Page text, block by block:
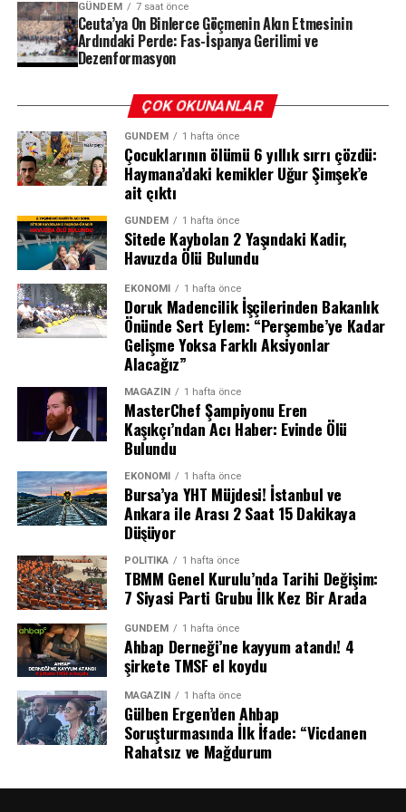
24 Saatte 60 Bin Göçmen: Ceuta’da
Yaşananlar
Temmuz 2026’nın son haftasında, Fas’ın kuzey
kıyılarından İspanya’nın Afrika’daki özerk bölgesi
Ceuta’ya yönelik benzeri görülmemiş bir göçmen akını
yaşandı. 24 saat içinde yaklaşık 60 bin kişi ya denizi
yüzerek ya da kara sınırındaki çitleri aşarak Ceuta
topraklarına girmeye çalıştı.
Göçmenlerin büyük kısmı, Fas’ın Fnideq kasabasından
başlayarak yaklaşık 5 kilometrelik mesafeyi yüzerek kat
ederken, kimileri de Belyounech kasabası üzerinden geçiş
yapmaya çalıştı. Bu tehlikeli yolculuk sırasında en az 77
kişi hayatını kaybetti. Ceuta’ya ulaşan göçmenlerin
sayısı o kadar fazlaydı ki, kentteki kabul merkezlerinin
kapasitesi kısa sürede aşıldı ve sokaklarda kaos hâkim
GÜNDEM 7 saat önce
Ceuta’ya On Binlerce Göçmenin Akın Etmesinin
Ardındaki Perde: Fas-İspanya Gerilimi ve
Dezenformasyon
ÇOK OKUNANLAR
GÜNDEM 1 hafta önce
Çocuklarının ölümü 6 yıllık sırrı çözdü:
Haymana’daki kemikler Uğur Şimşek’e
ait çıktı
GÜNDEM 1 hafta önce
Sitede Kaybolan 2 Yaşındaki Kadir,
Havuzda Ölü Bulundu
EKONOMI 1 hafta önce
Doruk Madencilik İşçilerinden Bakanlık
Önünde Sert Eylem: “Perşembe’ye Kadar
Gelişme Yoksa Farklı Aksiyonlar
Alacağız”
MAGAZIN 1 hafta önce
MasterChef Şampiyonu Eren
Kaşıkçı’ndan Acı Haber: Evinde Ölü
Bulundu
EKONOMI 1 hafta önce
Bursa’ya YHT Müjdesi! İstanbul ve
Ankara ile Arası 2 Saat 15 Dakikaya
Düşüyor
POLITIKA 1 hafta önce
TBMM Genel Kurulu’nda Tarihi Değişim:
7 Siyasi Parti Grubu İlk Kez Bir Arada
GÜNDEM 1 hafta önce
Ahbap Derneği’ne kayyum atandı! 4
şirkete TMSF el koydu
MAGAZIN 1 hafta önce
Gülben Ergen’den Ahbap
Soruşturmasında İlk İfade: “Vicdanen
Rahatsız ve Mağdurum